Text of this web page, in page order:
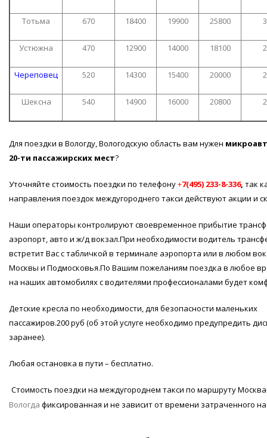
Тотьма 670 18400 19900 25800
Устюжна 470 12900 14000 18100
Череповец 520 14300 15400 20000
Шексна 540 14900 16000 20800
Для поездки в Вологду, Вологодскую область вам нужен
20-ти пассажирских мест?
Уточняйте стоимость поездки по телефону+7(495) 233-8-336, так
направления поездок междугороднего такси действуют акции и
Наши операторы контролируют своевременное прибытие
аэропорт, авто и ж/д вокзал.При необходимости водитель
встретит Вас с табличкой в терминале аэропорта или в любом
Москвы и Подмосковья.По Вашим пожеланиям поездка в любое
на наших автомобилях с водителями профессионалами будет
Детские кресла по необходимости, для безопасности маленьких
пассажиров.200 руб (об этой услуге необходимо предупредить
заранее).
Любая остановка в пути – бесплатно.
Стоимость поездки на междугороднем такси по маршруту
Вологда фиксированная и не зависит от времени затраченного